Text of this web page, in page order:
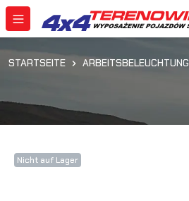
STARTSEITE ARBEITSBELEUCHTUNG
Nicht auf Lager